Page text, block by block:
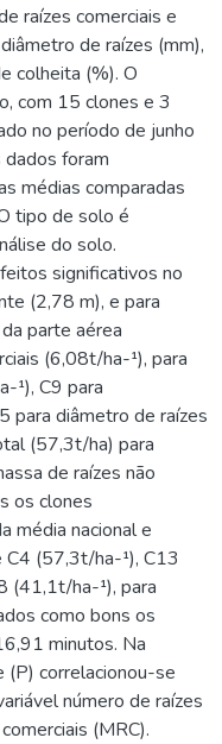
raízes comerciais e
de raízes (mm),
colheita (%). O
com 15 clones e 3
no período de junho
foram
médias comparadas
tipo de solo é
do solo.
significativos no
(2,78 m), e para
parte aérea
(6,08t/ha-¹), para
¹), C9 para
para diâmetro de raízes
(57,3t/ha) para
de raízes não
os clones
média nacional e
(57,3t/ha-¹), C13
(41,1t/ha-¹), para
como bons os
minutos. Na
(P) correlacionou-se
número de raízes
(MRC).